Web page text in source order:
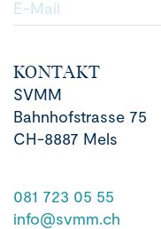
E-Mail
KONTAKT
SVMM
Bahnhofstrasse 75
CH-8887 Mels
081 723 05 55
info@svmm.ch